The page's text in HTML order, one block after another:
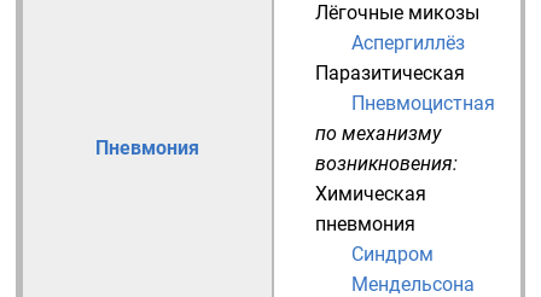
Пневмония
Лёгочные микозы
Аспергиллёз
Паразитическая
Пневмоцистная
по механизму
возникновения:
Химическая
пневмония
Синдром
Мендельсона